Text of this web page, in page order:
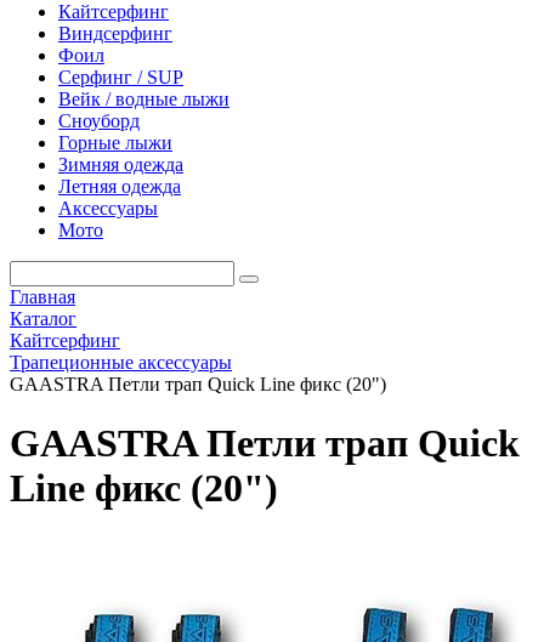
Кайтсерфинг
Виндсерфинг
Фоил
Серфинг / SUP
Вейк / водные лыжи
Сноуборд
Горные лыжи
Зимняя одежда
Летняя одежда
Аксессуары
Мото
Главная
Каталог
Кайтсерфинг
Трапеционные аксессуары
GAASTRA Петли трап Quick Line фикс (20")
GAASTRA Петли трап Quick
Line фикс (20")